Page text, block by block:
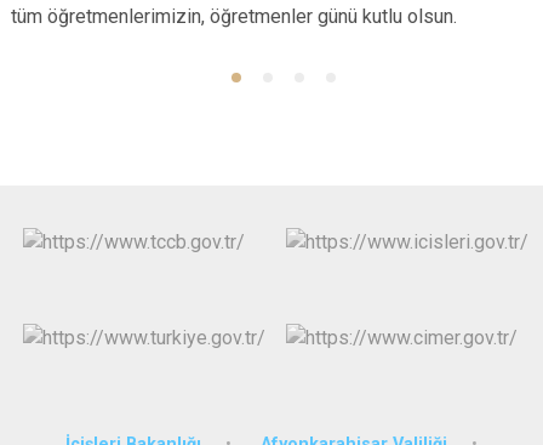
tüm öğretmenlerimizin, öğretmenler günü kutlu olsun.